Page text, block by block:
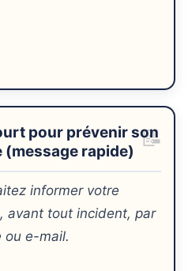
pour prévenir son
rapide)
informer votre
avant tout incident, par
ou e-mail.